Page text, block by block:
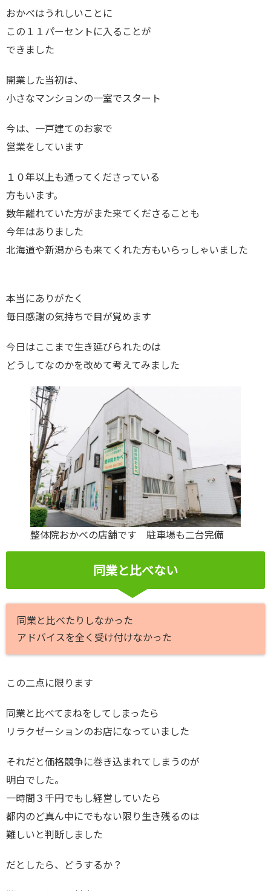
おかべはうれしいことに
この１１パーセントに入ることが
できました
開業した当初は、
小さなマンションの一室でスタート
今は、一戸建てのお家で
営業をしています
１０年以上も通ってくださっている
方もいます。
数年離れていた方がまた来てくださることも
今年はありました
北海道や新潟からも来てくれた方もいらっしゃいました
本当にありがたく
毎日感謝の気持ちで目が覚めます
今日はここまで生き延びられたのは
どうしてなのかを改めて考えてみました
整体院おかべの店舗です 駐車場も二台完備
同業と比べない
同業と比べたりしなかった
アドバイスを全く受け付けなかった
この二点に限ります
同業と比べてまねをしてしまったら
リラクゼーションのお店になっていました
それだと価格競争に巻き込まれてしまうのが
明白でした。
一時間３千円でもし経営していたら
都内のど真ん中にでもない限り生き残るのは
難しいと判断しました
だとしたら、どうするか？